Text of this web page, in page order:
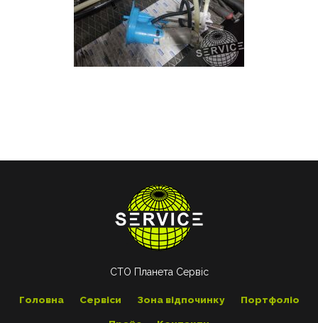
СТО Планета Сервіс
Головна Сервіси Зона відпочинку Портфоліо